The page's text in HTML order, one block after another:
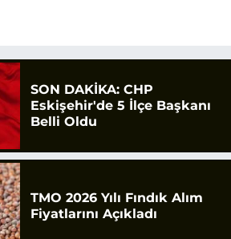
SON DAKİKA: CHP
Eskişehir'de 5 İlçe Başkanı
Belli Oldu
TMO 2026 Yılı Fındık Alım
Fiyatlarını Açıkladı